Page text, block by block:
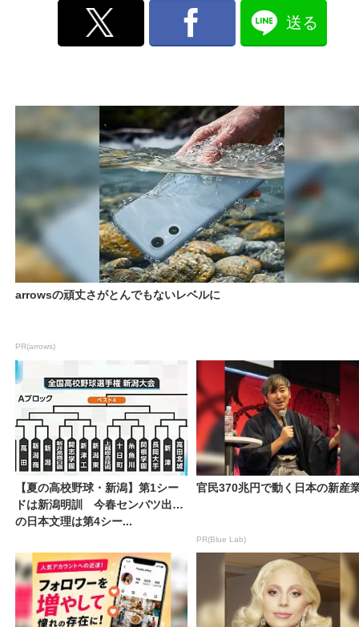
送る
arrowsの頑丈さがとんでもないレベルに
PR(arrows)
【夏の高校野球・新潟】第1シー
ドは新潟明訓 今春センバツ出場
の日本文理は第4シー...
官民370兆円で動く日本の新産
PR(Blue Lab)